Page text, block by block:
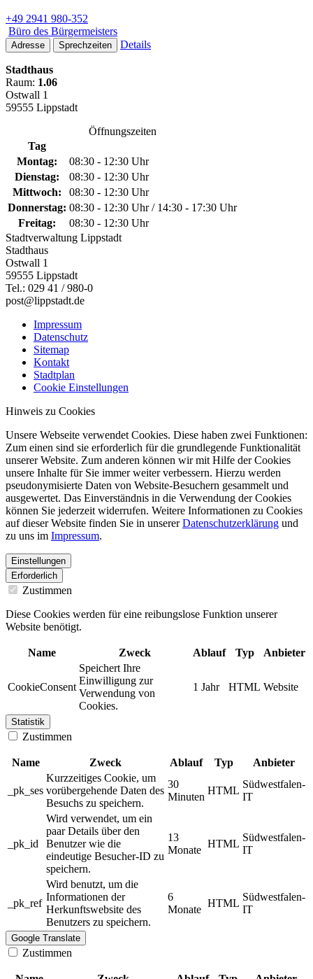
+49 2941 980-352
Büro des Bürgermeisters
Adresse Sprechzeiten Details
Stadthaus
Raum: 1.06
Ostwall 1
59555 Lippstadt
Öffnungszeiten
Tag
Montag:
08:30 - 12:30 Uhr
Dienstag:
08:30 - 12:30 Uhr
Mittwoch:
08:30 - 12:30 Uhr
Donnerstag: 08:30 - 12:30 Uhr / 14:30 - 17:30 Uhr
Freitag:
08:30 - 12:30 Uhr
Stadtverwaltung Lippstadt
Stadthaus
Ostwall 1
59555 Lippstadt
Tel.: 029 41 / 980-0
post@lippstadt.de
Impressum
Datenschutz
Sitemap
Kontakt
Stadtplan
Cookie Einstellungen
Hinweis zu Cookies
Unsere Webseite verwendet Cookies. Diese haben zwei Funktionen:
Zum einen sind sie erforderlich für die grundlegende Funktionalität
unserer Website. Zum anderen können wir mit Hilfe der Cookies
unsere Inhalte für Sie immer weiter verbessern. Hierzu werden
pseudonymisierte Daten von Website-Besuchern gesammelt und
ausgewertet. Das Einverständnis in die Verwendung der Cookies
können Sie jederzeit widerrufen. Weitere Informationen zu Cookies
auf dieser Website finden Sie in unsererDatenschutzerklärung und
zu uns im Impressum.
Einstellungen
Erforderlich
Zustimmen
Diese Cookies werden für eine reibungslose Funktion unserer
Website benötigt.
Name Zweck Ablauf Typ Anbieter
CookieConsent
Speichert Ihre
Einwilligung zur
Verwendung von
Cookies.
1 Jahr HTML Website
Statistik
Zustimmen
Name Zweck Ablauf Typ Anbieter
_pk_ses
Kurzzeitiges Cookie, um
vorübergehende Daten des
Besuchs zu speichern.
30
Minuten
HTML
Südwestfalen-
IT
_pk_id
Wird verwendet, um ein
paar Details über den
Benutzer wie die
eindeutige Besucher-ID zu
speichern.
13
Monate
HTML
Südwestfalen-
IT
_pk_ref
Wird benutzt, um die
Informationen der
Herkunftswebsite des
Benutzers zu speichern.
6
Monate
HTML
Südwestfalen-
IT
Google Translate
Zustimmen